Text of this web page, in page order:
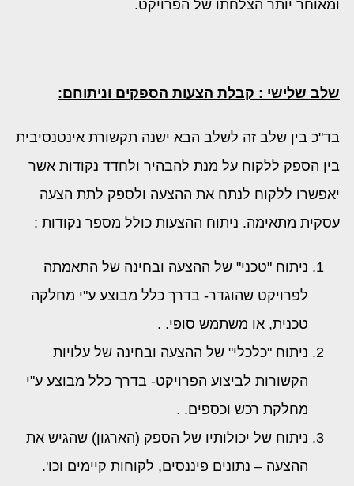
ומאוחר יותר הצלחתו של הפרויקט.
שלב שלישי : קבלת הצעות הספקים וניתוחם:
בד"כ בין שלב זה לשלב הבא ישנה תקשורת אינטנסיבית
בין הספק ללקוח על מנת להבהיר ולחדד נקודות אשר
יאפשרו ללקוח לנתח את ההצעה ולספק לתת הצעה
עסקית מתאימה. ניתוח ההצעות כולל מספר נקודות :
ניתוח "טכני" של ההצעה ובחינה של התאמתה
לפרויקט שהוגדר- בדרך כלל מבוצע ע"י מחלקה
טכנית, או משתמש סופי. .
ניתוח "כלכלי" של ההצעה ובחינה של עלויות
הקשורות לביצוע הפרויקט- בדרך כלל מבוצע ע"י
מחלקת רכש וכספים. .
ניתוח של יכולותיו של הספק (הארגון) שהגיש את
ההצעה – נתונים פיננסים, לקוחות קיימים וכו'.